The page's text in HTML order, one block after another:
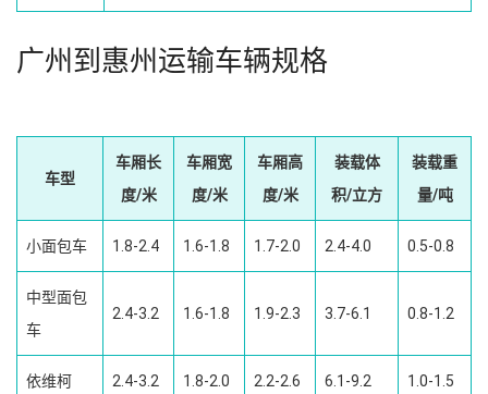
广州到惠州运输车辆规格
车型
车厢长
度/米
车厢宽
度/米
车厢高
度/米
装载体
积/立方
装载重
量/吨
小面包车 1.8-2.4 1.6-1.8 1.7-2.0 2.4-4.0 0.5-0.8
中型面包
车
2.4-3.2 1.6-1.8 1.9-2.3 3.7-6.1 0.8-1.2
依维柯 2.4-3.2 1.8-2.0 2.2-2.6 6.1-9.2 1.0-1.5